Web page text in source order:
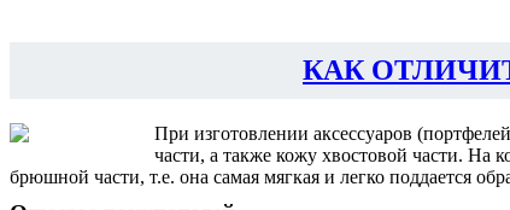
КАК
При изготовлении аксессуаров
части, а также кожу хвостовой части. На
брюшной части, т.е. она самая мягкая и легко поддается